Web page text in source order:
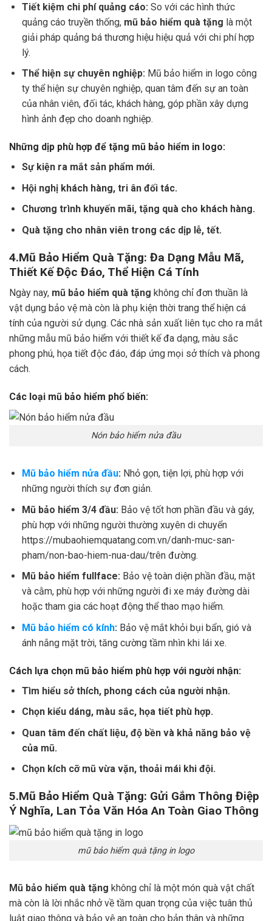
Tiết kiệm chi phí quảng cáo: So với các hình thức
quảng cáo truyền thống, mũ bảo hiểm quà tặng là một
giải pháp quảng bá thương hiệu hiệu quả với chi phí hợp
lý.
Thể hiện sự chuyên nghiệp: Mũ bảo hiểm in logo công
ty thể hiện sự chuyên nghiệp, quan tâm đến sự an toàn
của nhân viên, đối tác, khách hàng, góp phần xây dựng
hình ảnh đẹp cho doanh nghiệp.
Những dịp phù hợp để tặng mũ bảo hiểm in logo:
Sự kiện ra mắt sản phẩm mới.
Hội nghị khách hàng, tri ân đối tác.
Chương trình khuyến mãi, tặng quà cho khách hàng.
Quà tặng cho nhân viên trong các dịp lễ, tết.
4.Mũ Bảo Hiểm Quà Tặng: Đa Dạng Mẫu Mã,
Thiết Kế Độc Đáo, Thể Hiện Cá Tính
Ngày nay, mũ bảo hiểm quà tặng không chỉ đơn thuần là
vật dụng bảo vệ mà còn là phụ kiện thời trang thể hiện cá
tính của người sử dụng. Các nhà sản xuất liên tục cho ra mắt
những mẫu mũ bảo hiểm với thiết kế đa dạng, màu sắc
phong phú, họa tiết độc đáo, đáp ứng mọi sở thích và phong
cách.
Các loại mũ bảo hiểm phổ biến:
Nón bảo hiểm nửa đầu
Mũ bảo hiểm nửa đầu: Nhỏ gọn, tiện lợi, phù hợp với
những người thích sự đơn giản.
Mũ bảo hiểm 3/4 đầu: Bảo vệ tốt hơn phần đầu và gáy,
phù hợp với những người thường xuyên di chuyển
https://mubaohiemquatang.com.vn/danh-muc-san-
pham/non-bao-hiem-nua-dau/trên đường.
Mũ bảo hiểm fullface: Bảo vệ toàn diện phần đầu, mặt
và cằm, phù hợp với những người đi xe máy đường dài
hoặc tham gia các hoạt động thể thao mạo hiểm.
Mũ bảo hiểm có kính: Bảo vệ mắt khỏi bụi bẩn, gió và
ánh nắng mặt trời, tăng cường tầm nhìn khi lái xe.
Cách lựa chọn mũ bảo hiểm phù hợp với người nhận:
Tìm hiểu sở thích, phong cách của người nhận.
Chọn kiểu dáng, màu sắc, họa tiết phù hợp.
Quan tâm đến chất liệu, độ bền và khả năng bảo vệ
của mũ.
Chọn kích cỡ mũ vừa vặn, thoải mái khi đội.
5.Mũ Bảo Hiểm Quà Tặng: Gửi Gắm Thông Điệp
Ý Nghĩa, Lan Tỏa Văn Hóa An Toàn Giao Thông
mũ bảo hiểm quà tặng in logo
Mũ bảo hiểm quà tặng không chỉ là một món quà vật chất
mà còn là lời nhắc nhở về tầm quan trọng của việc tuân thủ
luật giao thông và bảo vệ an toàn cho bản thân và những